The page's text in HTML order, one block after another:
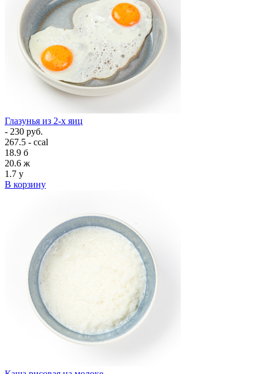
Глазунья из 2-х яиц
- 230 руб.
267.5 - ccal
18.9 б
20.6 ж
1.7 у
В корзину